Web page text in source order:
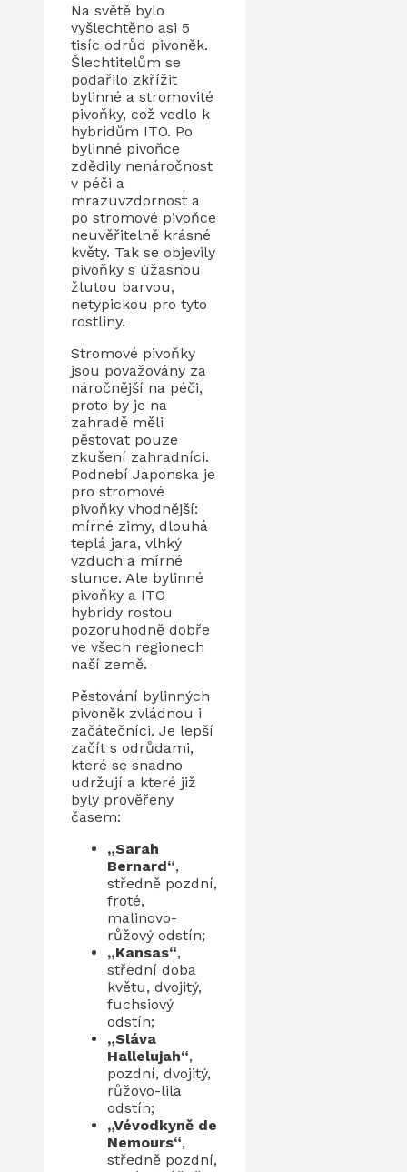
Na světě bylo
vyšlechtěno asi 5
tisíc odrůd pivoněk.
Šlechtitelům se
podařilo zkřížit
bylinné a stromovité
pivoňky, což vedlo k
hybridům ITO. Po
bylinné pivoňce
zdědily nenáročnost
v péči a
mrazuvzdornost a
po stromové pivoňce
neuvěřitelně krásné
květy. Tak se objevily
pivoňky s úžasnou
žlutou barvou,
netypickou pro tyto
rostliny.
Stromové pivoňky
jsou považovány za
náročnější na péči,
proto by je na
zahradě měli
pěstovat pouze
zkušení zahradníci.
Podnebí Japonska je
pro stromové
pivoňky vhodnější:
mírné zimy, dlouhá
teplá jara, vlhký
vzduch a mírné
slunce. Ale bylinné
pivoňky a ITO
hybridy rostou
pozoruhodně dobře
ve všech regionech
naší země.
Pěstování bylinných
pivoněk zvládnou i
začátečníci. Je lepší
začít s odrůdami,
které se snadno
udržují a které již
byly prověřeny
časem:
„Sarah
Bernard“,
středně pozdní,
froté,
malinovo-
růžový odstín;
„Kansas“,
střední doba
květu, dvojitý,
fuchsiový
odstín;
„Sláva
Hallelujah“,
pozdní, dvojitý,
růžovo-lila
odstín;
„Vévodkyně de
Nemours“,
středně pozdní,